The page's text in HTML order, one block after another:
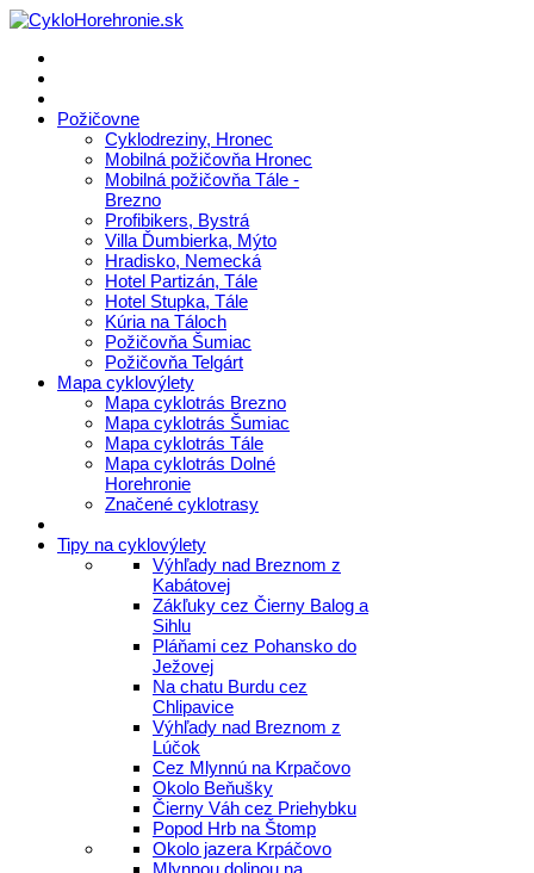
Požičovne
Cyklodreziny, Hronec
Mobilná požičovňa Hronec
Mobilná požičovňa Tále -
Brezno
Profibikers, Bystrá
Villa Ďumbierka, Mýto
Hradisko, Nemecká
Hotel Partizán, Tále
Hotel Stupka, Tále
Kúria na Táloch
Požičovňa Šumiac
Požičovňa Telgárt
Mapa cyklovýlety
Mapa cyklotrás Brezno
Mapa cyklotrás Šumiac
Mapa cyklotrás Tále
Mapa cyklotrás Dolné
Horehronie
Značené cyklotrasy
Tipy na cyklovýlety
Výhľady nad Breznom z
Kabátovej
Zákľuky cez Čierny Balog a
Sihlu
Pláňami cez Pohansko do
Ježovej
Na chatu Burdu cez
Chlipavice
Výhľady nad Breznom z
Lúčok
Cez Mlynnú na Krpačovo
Okolo Beňušky
Čierny Váh cez Priehybku
Popod Hrb na Štomp
Okolo jazera Krpáčovo
Mlynnou dolinou na